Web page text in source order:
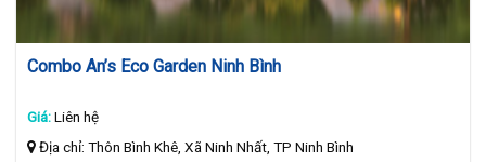
Combo An’s Eco Garden Ninh Bình
Giá:Liên hệ
Địa chỉ: Thôn Bình Khê, Xã Ninh Nhất, TP Ninh Bình